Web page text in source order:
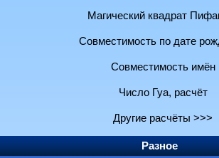
Магический квадрат
Совместимость по дате
Совместимость имён
Число Гуа, расчёт
Другие расчёты >>>
Разное